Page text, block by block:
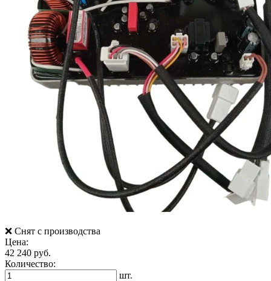
❌ Снят с производства
Цена:
42 240 руб.
Количество:
шт.